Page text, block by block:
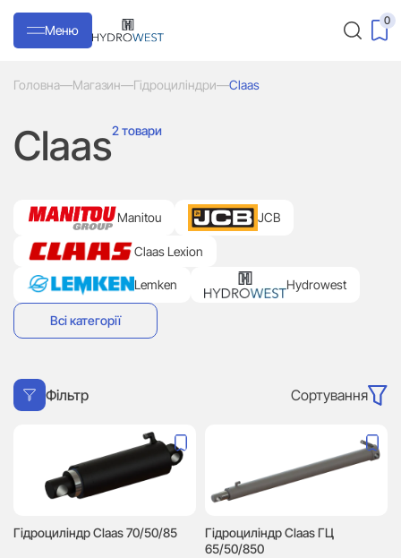
Меню
0
Головна—Магазин—Гідроциліндри—Claas
Claas2 товари
Manitou JCB
Claas Lexion
Lemken Hydrowest
Всі категорії
Фільтр Сортування
Гідроциліндр Сlaas 70/50/85
Гідроциліндр Claas ГЦ
65/50/850